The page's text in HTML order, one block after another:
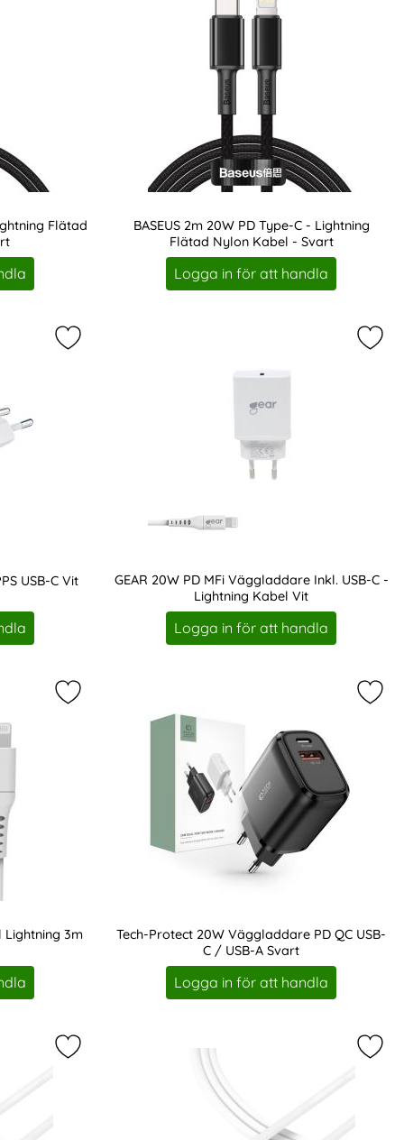
Flätad
BASEUS 2m 20W PD Type-C - Lightning
Flätad Nylon Kabel - Svart
Art. nr 17162
Logga in för att handla
USB-C Vit som favorit
USB-C Vit
Markera gEAR 25W Väggladdare PD PPS USB-C
GEAR 20W PD MFi Väggladdare Inkl. USB-C -
Lightning Kabel Vit
Art. nr 207884
Logga in för att handla
C - Lightning 2m Vit som favorit
Lightning 3m
Markera gEAR Laddkabel MFi USB-C till Lightning
Tech-Protect 20W Väggladdare PD QC USB-
C / USB-A Svart
Art. nr 208341
Logga in för att handla
PD Inkl. USB-C - Lightning Kabel Vit som favorit
Markera tactical 1m 2A 10W USB-C - Lightning